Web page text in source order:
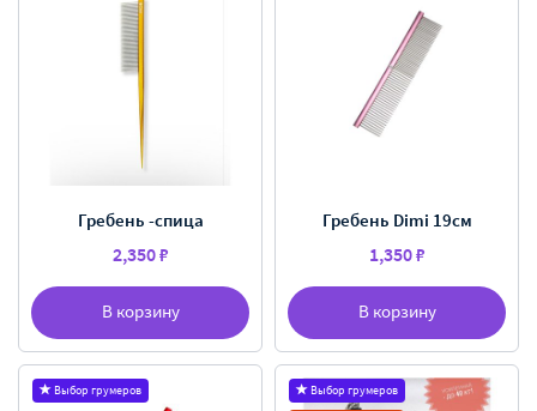
В корзину
Гребень -спица
2,350 ₽
В корзину
Гребень Dimi 19см
1,350 ₽
Выбор грумеров
Выбор грумеров